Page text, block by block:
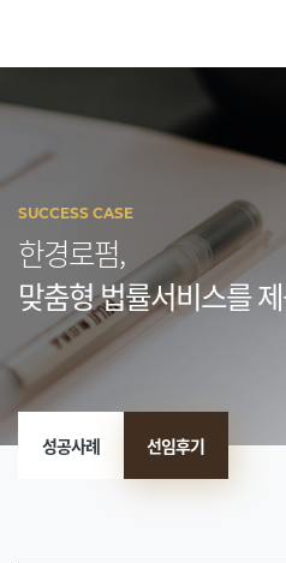
SUCCESS CASE
한경로펌,
맞춤형 법률서비스를
성공사례 선임후기